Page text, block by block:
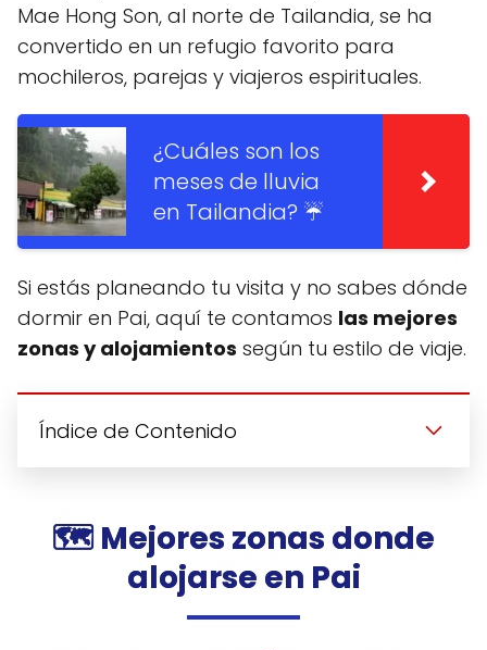
Mae Hong Son, al norte de Tailandia, se ha
convertido en un refugio favorito para
mochileros, parejas y viajeros espirituales.
¿Cuáles son los
meses de lluvia
en Tailandia? ☔️
Si estás planeando tu visita y no sabes dónde
dormir en Pai, aquí te contamos las mejores
zonas y alojamientos según tu estilo de viaje.
Índice de Contenido
🗺️ Mejores zonas donde
alojarse en Pai